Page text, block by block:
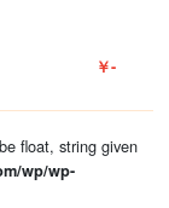
￥-
float, string given
wp/wp-